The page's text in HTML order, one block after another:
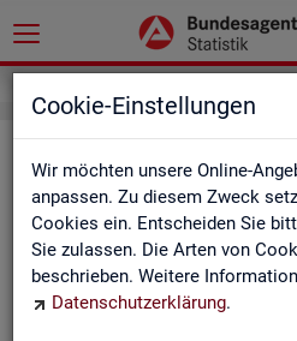
Cookie-Einstellungen
Wir möchten unsere Online-
anpassen. Zu diesem Zweck
Cookies ein. Entscheiden Sie
Sie zulassen. Die Arten von
beschrieben. Weitere
Datenschutzerklärung.
Ge­mein­de­da­ten
rungs­pflich­tig
Wohn- und
land, Län­der,